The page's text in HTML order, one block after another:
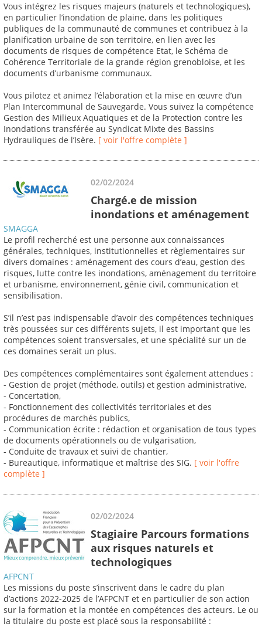
Vous intégrez les risques majeurs (naturels et technologiques),
en particulier l’inondation de plaine, dans les politiques
publiques de la communauté de communes et contribuez à la
planification urbaine de son territoire, en lien avec les
documents de risques de compétence Etat, le Schéma de
Cohérence Territoriale de la grande région grenobloise, et les
documents d’urbanisme communaux.
Vous pilotez et animez l’élaboration et la mise en œuvre d’un
Plan Intercommunal de Sauvegarde. Vous suivez la compétence
Gestion des Milieux Aquatiques et de la Protection contre les
Inondations transférée au Syndicat Mixte des Bassins
Hydrauliques de l’Isère. [ voir l'offre complète ]
02/02/2024
Chargé.e de mission
inondations et aménagement
SMAGGA
Le profil recherché est une personne aux connaissances
générales, techniques, institutionnelles et règlementaires sur
divers domaines : aménagement des cours d’eau, gestion des
risques, lutte contre les inondations, aménagement du territoire
et urbanisme, environnement, génie civil, communication et
sensibilisation.
S’il n’est pas indispensable d’avoir des compétences techniques
très poussées sur ces différents sujets, il est important que les
compétences soient transversales, et une spécialité sur un de
ces domaines serait un plus.
Des compétences complémentaires sont également attendues :
- Gestion de projet (méthode, outils) et gestion administrative,
- Concertation,
- Fonctionnement des collectivités territoriales et des
procédures de marchés publics,
- Communication écrite : rédaction et organisation de tous types
de documents opérationnels ou de vulgarisation,
- Conduite de travaux et suivi de chantier,
- Bureautique, informatique et maîtrise des SIG. [ voir l'offre
complète ]
02/02/2024
Stagiaire Parcours formations
aux risques naturels et
technologiques
AFPCNT
Les missions du poste s’inscrivent dans le cadre du plan
d’actions 2022-2025 de l’AFPCNT et en particulier de son action
sur la formation et la montée en compétences des acteurs. Le ou
la titulaire du poste est placé sous la responsabilité :